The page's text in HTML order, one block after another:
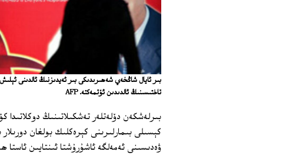
بىر ئايال شاڭخەي شەھىرىدىكى بىر ئەيدىزنىڭ ئالدىنى
تاختىسىنىڭ ئالدىدىن ئۆتمەكتە. AFP
كېسىلى بىمارلىرىنى كېرەكلىك بولغان